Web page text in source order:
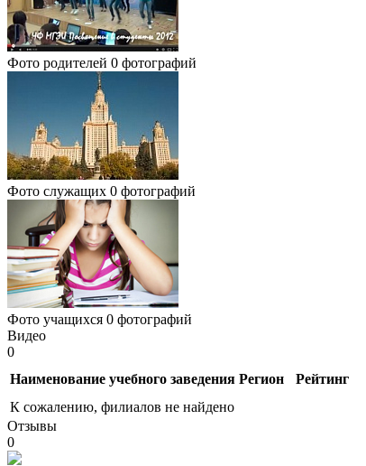
Фото родителей 0 фотографий
Фото служащих 0 фотографий
Фото учащихся 0 фотографий
Видео
0
Наименование учебного заведения Регион Рейтинг
К сожалению, филиалов не найдено
Отзывы
0